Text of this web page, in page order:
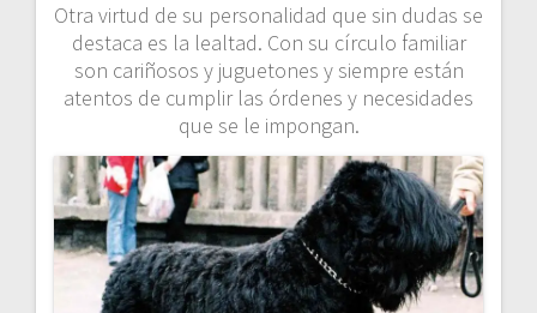
Otra virtud de su personalidad que sin dudas se
destaca es la lealtad. Con su círculo familiar
son cariñosos y juguetones y siempre están
atentos de cumplir las órdenes y necesidades
que se le impongan.